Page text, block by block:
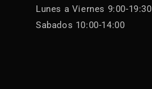
Lunes a Viernes 9:00-19:30
Sabados 10:00-14:00